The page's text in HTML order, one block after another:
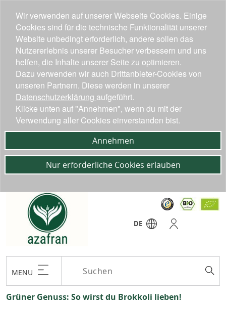
DE
MENU
Grüner Genuss: So wirst du Brokkoli lieben!
Wir verwenden auf unserer Webseite Cookies. Einige
Cookies sind für die technische Funktionalität unserer
Website unbedingt erforderlich, andere sollen das
Nutzererlebnis unserer Besucher verbessern und uns
helfen, die Inhalte unserer Seite zu optimieren.
Dazu verwenden wir auch Drittanbieter-Cookies von
unseren Partnern. Diese werden in unserer
Datenschutzerklärung aufgeführt.
Klicke unten auf "Annehmen", wenn du mit der
Verwendung aller Cookies einverstanden bist.
Annehmen
Nur erforderliche Cookies erlauben